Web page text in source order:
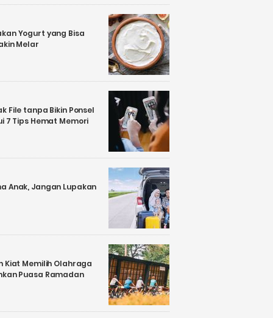
Yogurt yang Bisa
Melar
File tanpa Bikin Ponsel
7 Tips Hemat Memori
Anak, Jangan Lupakan
Kiat Memilih Olahraga
Puasa Ramadan